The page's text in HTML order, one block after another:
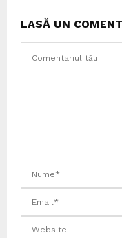
LASĂ UN